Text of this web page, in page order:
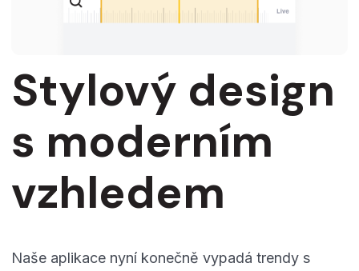
Stylový design
s moderním
vzhledem
Naše aplikace nyní konečně vypadá trendy s